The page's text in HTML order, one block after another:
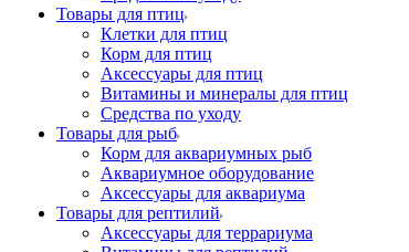
Товары для птиц
Клетки для птиц
Корм для птиц
Аксессуары для птиц
Витамины и минералы для птиц
Средства по уходу
Товары для рыб
Корм для аквариумных рыб
Аквариумное оборудование
Аксессуары для аквариума
Товары для рептилий
Аксессуары для террариума